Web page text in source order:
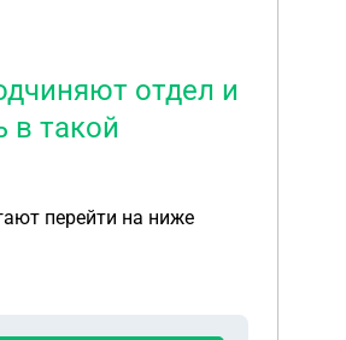
отдел и
в такой
перейти на ниже